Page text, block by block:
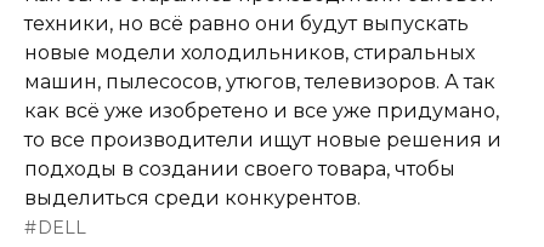
техники, но всё равно они будут выпускать
новые модели холодильников, стиральных
машин, пылесосов, утюгов, телевизоров. А так
как всё уже изобретено и все уже придумано,
то все производители ищут новые решения и
подходы в создании своего товара, чтобы
выделиться среди конкурентов.
DELL